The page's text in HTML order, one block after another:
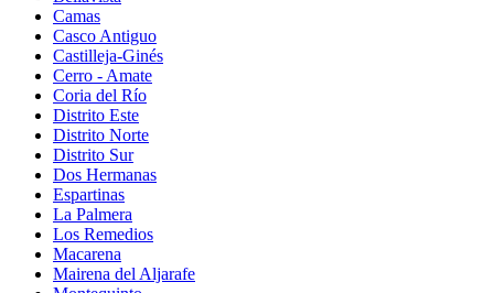
Camas
Casco Antiguo
Castilleja-Ginés
Cerro - Amate
Coria del Río
Distrito Este
Distrito Norte
Distrito Sur
Dos Hermanas
Espartinas
La Palmera
Los Remedios
Macarena
Mairena del Aljarafe